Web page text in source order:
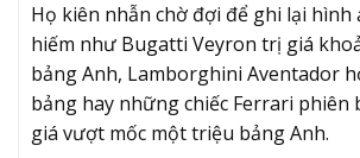
Họ kiên nhẫn chờ đợi để ghi lại hình
hiếm như Bugatti Veyron trị giá
bảng Anh, Lamborghini Aventador
bảng hay những chiếc Ferrari phiên
giá vượt mốc một triệu bảng Anh.